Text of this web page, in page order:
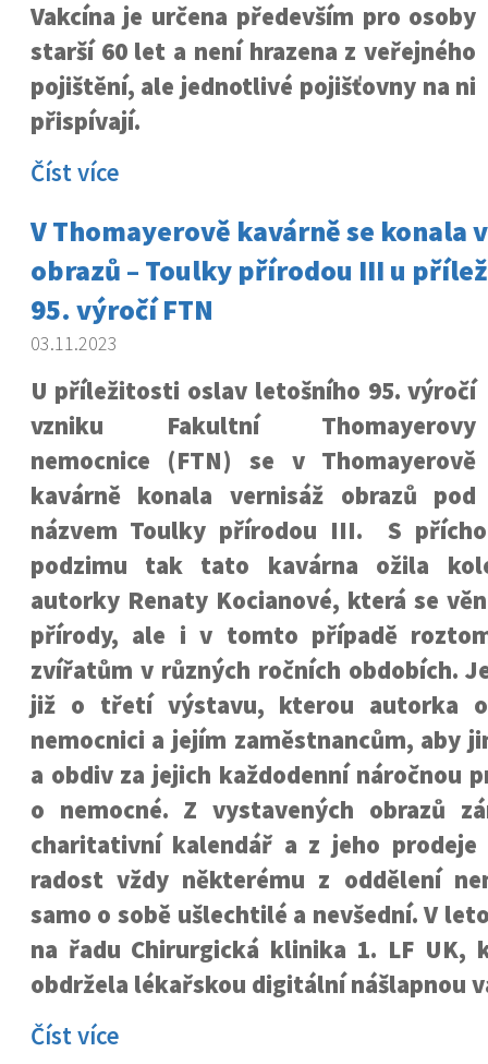
Vakcína je určena především pro osoby
starší 60 let a není hrazena z veřejného
pojištění, ale jednotlivé pojišťovny na ni
přispívají.
Číst více
V Thomayerově kavárně se konala
obrazů – Toulky přírodou III u
95. výročí FTN
03.11.2023
U příležitosti oslav letošního 95. výročí
vzniku Fakultní Thomayerovy
nemocnice (FTN) se v Thomayerově
kavárně konala vernisáž obrazů pod
názvem Toulky přírodou III. S
podzimu tak tato kavárna ožila
autorky Renaty Kocianové, která se
přírody, ale i v tomto případě
zvířatům v různých ročních obdobích.
již o třetí výstavu, kterou autorka
nemocnici a jejím zaměstnancům, aby
a obdiv za jejich každodenní náročnou
o nemocné. Z vystavených obrazů
charitativní kalendář a z jeho prodeje
radost vždy některému z oddělení
samo o sobě ušlechtilé a nevšední. V
na řadu Chirurgická klinika 1. LF UK,
obdržela lékařskou digitální nášlapnou
Číst více